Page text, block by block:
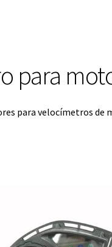
para
para velocímetros de